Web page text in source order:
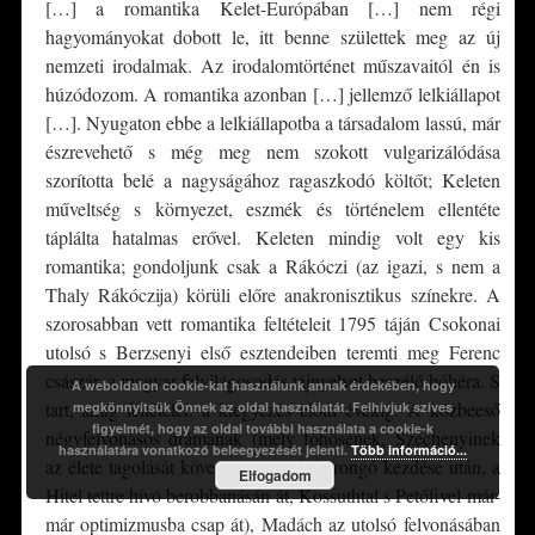
[…] a romantika Kelet-Európában […] nem régi
hagyományokat dobott le, itt benne születtek meg az új
nemzeti irodalmak. Az irodalomtörténet műszavaitól én is
húzódozom. A romantika azonban […] jellemző lelkiállapot
[…]. Nyugaton ebbe a lelkiállapotba a társadalom lassú, már
észrevehető s még meg nem szokott vulgarizálódása
szorította belé a nagyságához ragaszkodó költőt; Keleten
műveltség s környezet, eszmék és történelem ellentéte
táplálta hatalmas erővel. Keleten mindig volt egy kis
romantika; gondoljunk csak a Rákóczi (az igazi, s nem a
Thaly Rákóczija) körüli előre anakronisztikus színekre. A
szorosabban vett romantika feltételeit 1795 táján Csokonai
utolsó s Berzsenyi első esztendeiben teremti meg Ferenc
császár, a magyar felvilágosodás tájnyelvet beszélő hóhéra. S
tart, amíg feltételei: a kiegyezés előtti évekig. A közbeeső
négyfelvonásos drámának (mely főhősének, Széchenyinek
az élete tagolását követi; Katonáék borongó kezdése után, a
Hitel tettre hívó berobbanásán át, Kossuthtal s Petőfivel már-
már optimizmusba csap át), Madách az utolsó felvonásában
A weboldalon cookie-kat használunk annak érdekében, hogy
megkönnyítsük Önnek az oldal használatát. Felhívjuk szíves
figyelmét, hogy az oldal további használata a cookie-k
használatára vonatkozó beleegyezését jelenti.Több információ...
Elfogadom